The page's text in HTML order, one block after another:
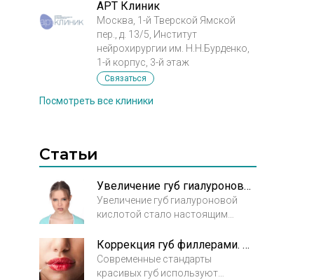
АРТ Клиник
Москва, 1-й Тверской Ямской
пер., д. 13/5, Институт
нейрохирургии им. Н.Н.Бурденко,
1-й корпус, 3-й этаж
Связаться
Посмотреть все клиники
Статьи
Увеличение губ гиалуроновой кислотой: эффективность и безопасность
Увеличение губ гиалуроновой
кислотой стало настоящим
благодаря удивительным
свойствам этого продукта.
Гиалуроновая кислота - это
Коррекция губ филлерами. Регулируем форму и объем
Современные стандарты
красивых губ используют